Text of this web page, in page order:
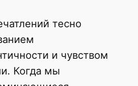
тесно
и чувством
Когда мы